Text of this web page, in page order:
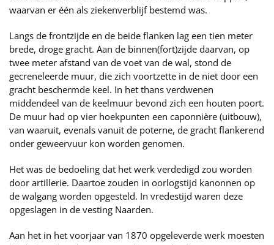
waarvan er één als ziekenverblijf bestemd was.
Langs de frontzijde en de beide flanken lag een tien meter
brede, droge gracht. Aan de binnen(fort)zijde daarvan, op
twee meter afstand van de voet van de wal, stond de
gecreneleerde muur, die zich voortzette in de niet door een
gracht beschermde keel. In het thans verdwenen
middendeel van de keelmuur bevond zich een houten poort.
De muur had op vier hoekpunten een caponnière (uitbouw),
van waaruit, evenals vanuit de poterne, de gracht flankerend
onder geweervuur kon worden genomen.
Het was de bedoeling dat het werk verdedigd zou worden
door artillerie. Daartoe zouden in oorlogstijd kanonnen op
de walgang worden opgesteld. In vredestijd waren deze
opgeslagen in de vesting Naarden.
Aan het in het voorjaar van 1870 opgeleverde werk moesten